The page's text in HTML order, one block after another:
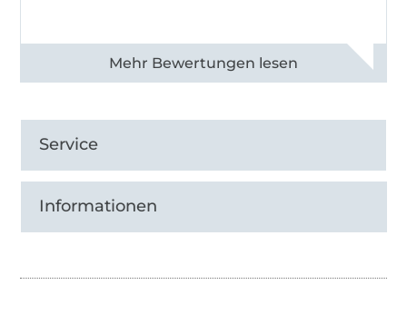
Alle 82968 Bewertungen ansehen
Service
Informationen